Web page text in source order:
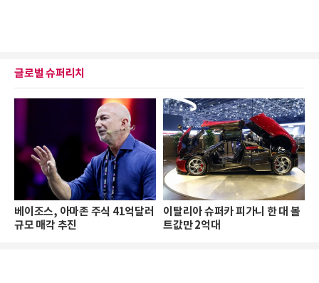
글로벌 슈퍼리치
베이조스, 아마존 주식 41억달러
규모 매각 추진
이탈리아 슈퍼카 피가니 한 대 볼
트값만 2억대